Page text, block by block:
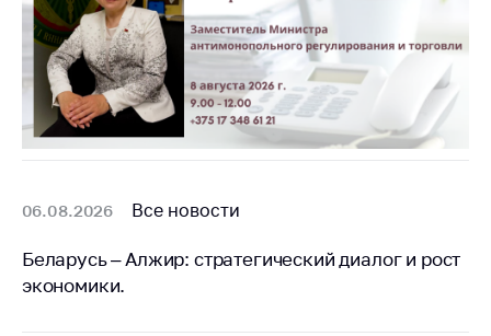
Биржевая торговля
Выставочная
деятельность в
Республике
Беларусь
данных
Новости
06.08.2026 Все новости
Беларусь – Алжир: стратегический диалог и рост
экономики.